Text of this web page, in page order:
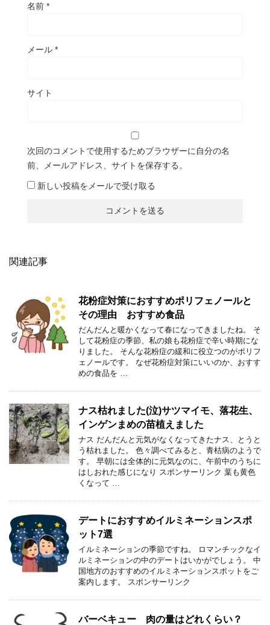
名前 *
メール *
サイト
次回のコメントで使用するためブラウザーに自分の名
前、メールアドレス、サイトを保存する。
新しい投稿をメールで受け取る
関連記事
花粉症対策におすすめポリフェノールと
その理由 おすすめ食品
だんだんと暖かくなって春になってきましたね。 そ
して花粉症の季節、私の娘も花粉症で辛い時期にな
りました。 そんな花粉症の緩和に役立つのがポリフ
ェノールです。 なぜ花粉症対策にいいのか、おすす
めの食品を …
ナス枯れました(泣)サツマイモ、落花生、
インゲンまめの苗植えました
ナス だんだんと元気がなくなってきたナス、とうと
う枯れました。 色々調べてみると、青枯病のようで
す。 早朝には全体的に元気なのに、午前中のうちに
はしおれた感じになり スポンサーリンク 葉も黄色
くなって …
デートにおすすめイルミネーションスポ
ット7選
イルミネーションの季節ですね。 ロマンチックなイ
ルミネーションの中のデートはいかがでしょう。 中
国地方のおすすめのイルミネーションスポットをご
案内します。 スポンサーリンク
バーベキュー 肉の量はどれくらい？